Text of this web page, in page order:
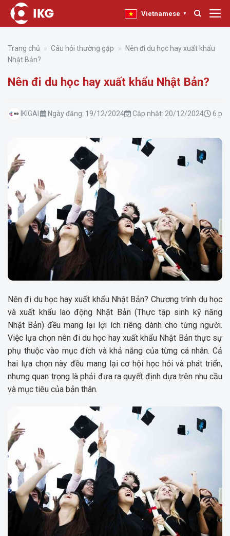
qua
dung
Vietnamese ▼
Trang chủ » Câu hỏi thường gặp »
Nên đi du học hay xuất khẩu
Nhật Bản?
Nên đi du học hay xuất khẩu Nhật Bản?
IKIGAI Ngày đăng: 19/12/2024 Cập nhật: 20/12/2024 6
Nên đi du học hay xuất khẩu Nhật Bản? Chương trình du học
và xuất khẩu lao động Nhật Bản (Thực tập sinh kỹ năng
Nhật Bản) đều mang lại lợi ích riêng dành cho từng người.
Việc lựa chọn nên đi du học hay xuất khẩu Nhật Bản thực sự
phụ thuộc vào mục đích và khả năng của từng cá nhân. Cả
hai lựa chọn này đều mang lại cơ hội học hỏi và phát triển,
nhưng quan trọng là phải đưa ra quyết định dựa trên nhu cầu
và mục tiêu của bản thân.